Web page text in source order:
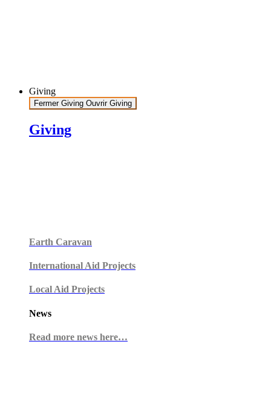
Giving
Fermer Giving Ouvrir Giving
Giving
Earth Caravan
International Aid Projects
Local Aid Projects
News
Read more news here…